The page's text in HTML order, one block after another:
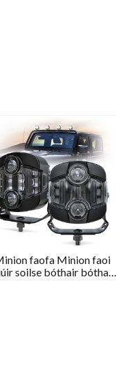
faofa Minion faoi
soilse bóthair bóthair